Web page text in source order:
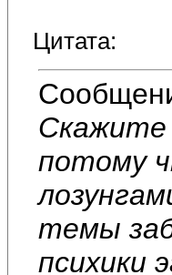
Цитата:
потому
темы
психики